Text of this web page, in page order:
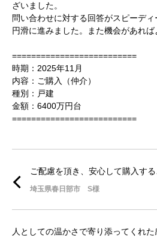
ざいました。
問い合わせに対する回答がスピーデ
円滑に進みました。また機会があれば
==========================
時期：2025年11月
内容：ご購入（仲介）
種別：戸建
金額：6400万円台
==========================
ご配慮を頂き、安心して購入す
埼玉県春日部市 S様
人としての温かさで寄り添ってくれ